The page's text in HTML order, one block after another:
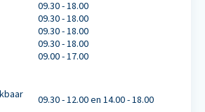
09.30 - 18.00
09.30 - 18.00
09.30 - 18.00
09.30 - 18.00
09.00 - 17.00
09.30 - 12.00 en 14.00 - 18.00